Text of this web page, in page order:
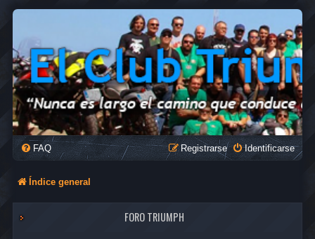
FAQ Identificarse
Registrarse
Índice general
FORO TRIUMPH